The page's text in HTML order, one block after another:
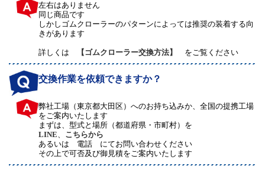
左右はありません
同じ商品です
しかしゴムクローラーのパターンによっては推奨の装着する向
きがあります
詳しくは 【ゴムクローラー交換方法】 をご覧ください
交換作業を依頼できますか？
弊社工場（東京都大田区）へのお持ち込みか、全国の提携工場
をご案内いたします
まずは、型式と場所（都道府県・市町村）を
LINE
こちらから
あるいは 電話 にてお問い合わせください
その上で可否及び御見積をご案内いたします